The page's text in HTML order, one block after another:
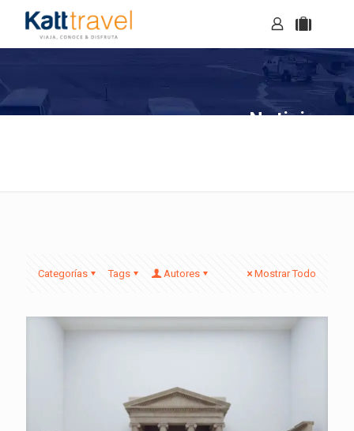
Noticias
Categorías Tags Autores Mostrar Todo